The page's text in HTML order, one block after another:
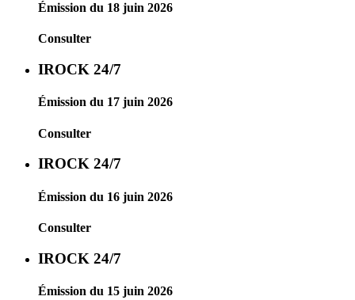
Émission du 18 juin 2026
Consulter
IROCK 24/7
Émission du 17 juin 2026
Consulter
IROCK 24/7
Émission du 16 juin 2026
Consulter
IROCK 24/7
Émission du 15 juin 2026